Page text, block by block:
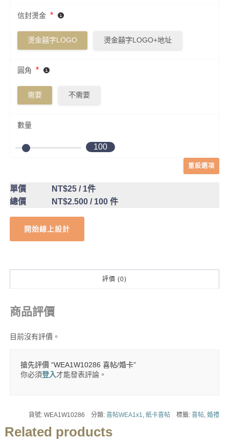
信封燙金 *
燙金囍字LOGO 燙金囍字LOGO+地址
圓角 *
需要 不需要
數量
100
重設選項
單價 NT$25/ 1件
總價
NT$2.500/ 100 件
開始線上設計
評價 (0)
商品評價
目前沒有評價。
搶先評價 “WEA1W10286 喜帖/婚卡”
你必須登入才能發表評論。
貨號:WEA1W10286 分類:喜帖WEA1x1 ,紙卡喜帖 標籤:喜帖 ,婚禮
Related products